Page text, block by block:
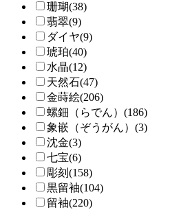
珊瑚(38)
翡翠(9)
ダイヤ(9)
琥珀(40)
水晶(12)
天然石(47)
金蒔絵(206)
螺鈿（らでん）(186)
象嵌（ぞうがん）(3)
沈金(3)
七宝(6)
彫刻(158)
黒留袖(104)
留袖(220)